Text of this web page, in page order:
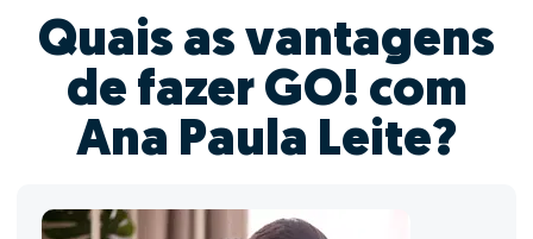
Quais as vantagens
de fazer GO! com
Ana Paula Leite?